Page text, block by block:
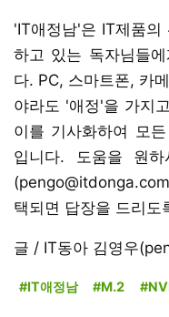
'IT애정남'은 IT제품의
하고 있는 독자님들
다. PC, 스마트폰, 카
야라도 '애정'을 가지
이를 기사화하여 모
입니다. 도움을 원
택되면 답장을 드리도
글 / IT동아 김영우
#IT애정남 #M.2